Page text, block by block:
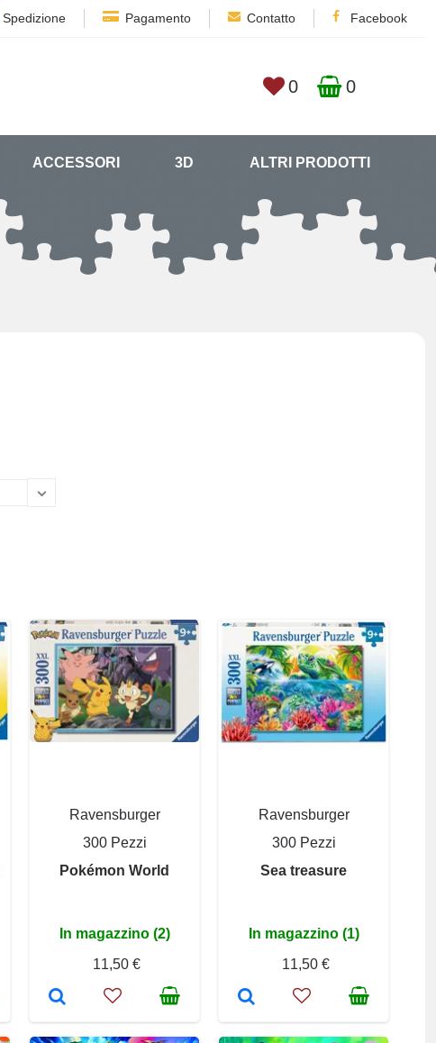
Spedizione Pagamento Contatto Facebook
0 0
ACCESSORI 3D ALTRI PRODOTTI
Ravensburger
300 Pezzi
Pokémon World
In magazzino (2)
11,50 €
Ravensburger
300 Pezzi
Sea treasure
In magazzino (1)
11,50 €